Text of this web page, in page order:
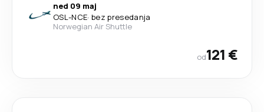
ned 09 maj
OSL-NCE· bez presedanja
Norwegian Air Shuttle
od121 €